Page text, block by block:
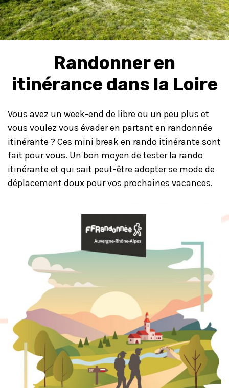
Randonner en
itinérance dans la Loire
Vous avez un week-end de libre ou un peu plus et
vous voulez vous évader en partant en randonnée
itinérante ? Ces mini break en rando itinérante sont
fait pour vous. Un bon moyen de tester la rando
itinérante et qui sait peut-être adopter se mode de
déplacement doux pour vos prochaines vacances.